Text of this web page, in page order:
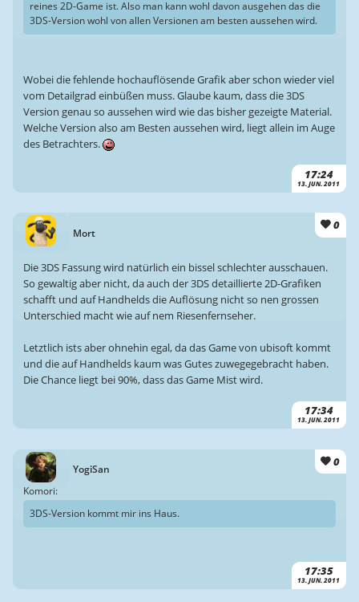
17:24
13. JUN. 2011
reines 2D-Game ist. Also man kann wohl davon ausgehen das die
3DS-Version wohl von allen Versionen am besten aussehen wird.
Wobei die fehlende hochauflösende Grafik aber schon wieder viel
vom Detailgrad einbüßen muss. Glaube kaum, dass die 3DS
Version genau so aussehen wird wie das bisher gezeigte Material.
Welche Version also am Besten aussehen wird, liegt allein im Auge
des Betrachters.
Mort
0
17:34
13. JUN. 2011
Die 3DS Fassung wird natürlich ein bissel schlechter ausschauen.
So gewaltig aber nicht, da auch der 3DS detaillierte 2D-Grafiken
schafft und auf Handhelds die Auflösung nicht so nen grossen
Unterschied macht wie auf nem Riesenfernseher.
Letztlich ists aber ohnehin egal, da das Game von ubisoft kommt
und die auf Handhelds kaum was Gutes zuwegegebracht haben.
Die Chance liegt bei 90%, dass das Game Mist wird.
YogiSan
0
17:35
13. JUN. 2011
Komori:
3DS-Version kommt mir ins Haus.